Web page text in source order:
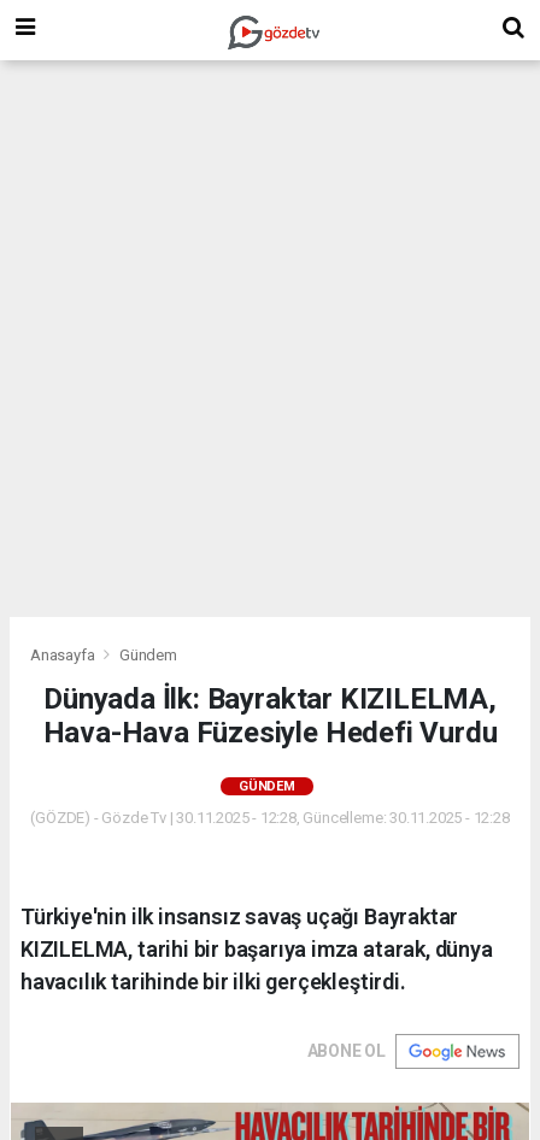
Anasayfa Gündem
Dünyada İlk: Bayraktar KIZILELMA,
Hava-Hava Füzesiyle Hedefi Vurdu
GÜNDEM
(GÖZDE) - Gözde Tv | 30.11.2025 - 12:28, Güncelleme: 30.11.2025 - 12:28
Türkiye'nin ilk insansız savaş uçağı Bayraktar
KIZILELMA, tarihi bir başarıya imza atarak, dünya
havacılık tarihinde bir ilki gerçekleştirdi.
ABONE OL